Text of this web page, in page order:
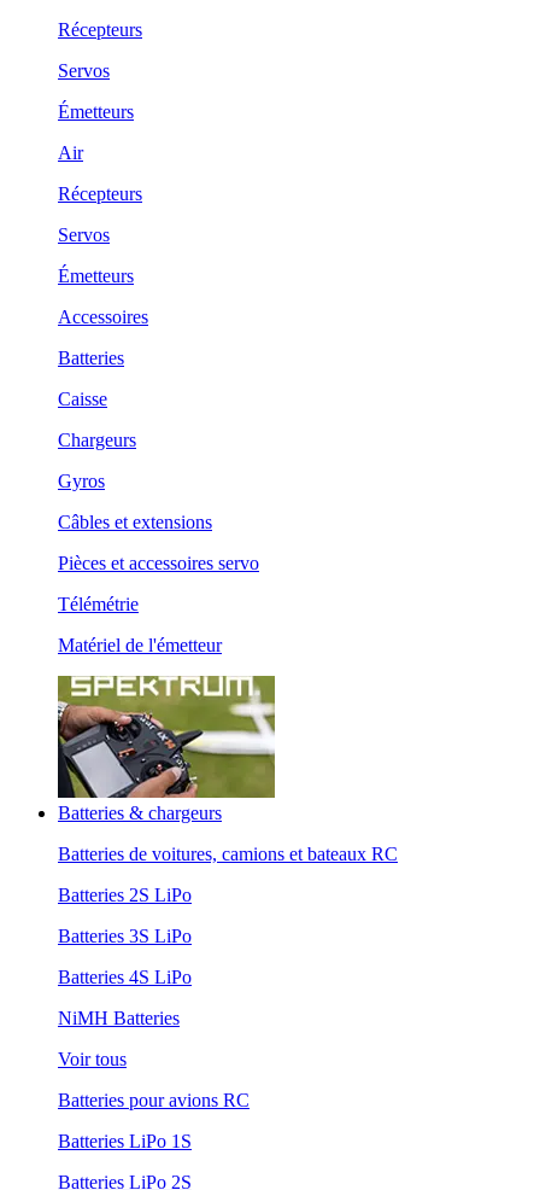
Récepteurs
Servos
Émetteurs
Air
Récepteurs
Servos
Émetteurs
Accessoires
Batteries
Caisse
Chargeurs
Gyros
Câbles et extensions
Pièces et accessoires servo
Télémétrie
Matériel de l'émetteur
Batteries & chargeurs
Batteries de voitures, camions et bateaux RC
Batteries 2S LiPo
Batteries 3S LiPo
Batteries 4S LiPo
NiMH Batteries
Voir tous
Batteries pour avions RC
Batteries LiPo 1S
Batteries LiPo 2S